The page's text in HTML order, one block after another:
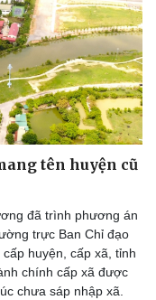
tên huyện cũ
đã trình phương án
trực Ban Chỉ đạo
huyện, cấp xã, tỉnh
chính cấp xã được
chưa sáp nhập xã.